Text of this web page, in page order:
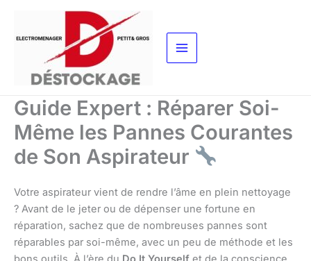
contenu
Guide Expert : Réparer Soi-
Même les Pannes Courantes
de Son Aspirateur
Votre aspirateur vient de rendre l’âme en plein nettoyage
? Avant de le jeter ou de dépenser une fortune en
réparation, sachez que de nombreuses pannes sont
réparables par soi-même, avec un peu de méthode et les